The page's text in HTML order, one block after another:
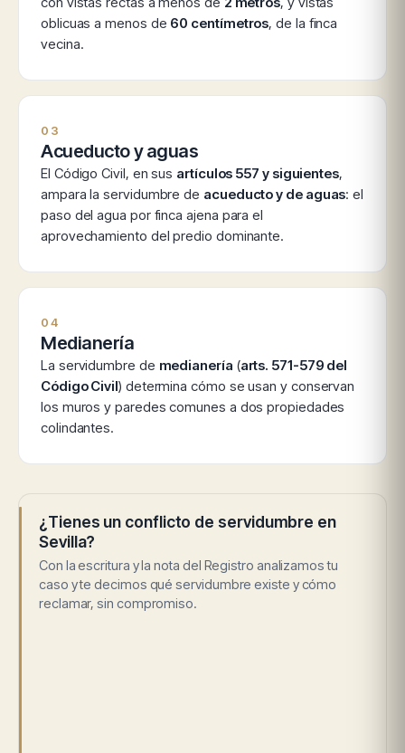
oblicuas a menos de 60 centímetros, de la finca
vecina.
03
Acueducto y aguas
El Código Civil, en sus artículos 557 y siguientes,
ampara la servidumbre de acueducto y de aguas: el
paso del agua por finca ajena para el
aprovechamiento del predio dominante.
04
Medianería
La servidumbre de medianería (arts. 571-579 del
Código Civil) determina cómo se usan y conservan
los muros y paredes comunes a dos propiedades
colindantes.
¿Tienes un conflicto de servidumbre en
Sevilla?
Con la escritura y la nota del Registro analizamos tu
caso y te decimos qué servidumbre existe y cómo
reclamar, sin compromiso.